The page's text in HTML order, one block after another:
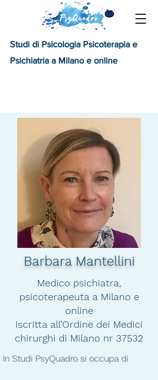
Studi di Psicologia Psicoterapia e
Psichiatria a Milano e online
Barbara Mantellini
Medico psichiatra,
psicoterapeuta a Milano e
online
Iscritta all’Ordine dei Medici
chirurghi di Milano nr 37532
In Studi PsyQuadro si occupa di